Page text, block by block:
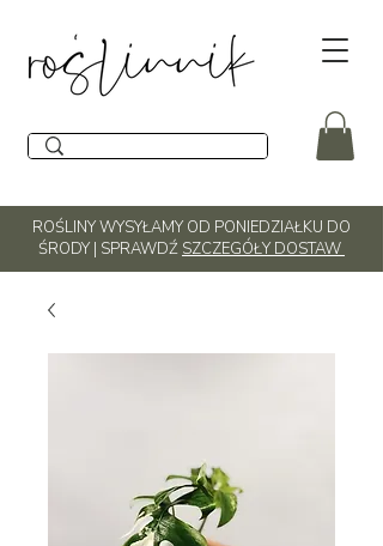
ROŚLINY WYSYŁAMY OD PONIEDZIAŁKU DO
ŚRODY | SPRAWDŹ SZCZEGÓŁY DOSTAW